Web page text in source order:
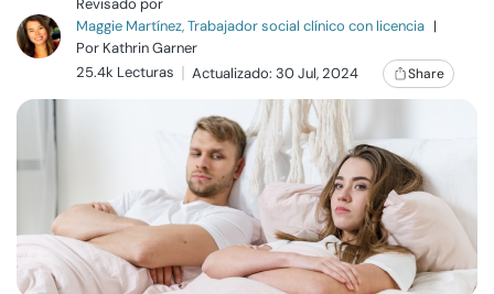
Relaciones
Familia
Ayuda
Cursos
Recursos
Maggie Martínez, Trabajador social clínico con licencia |
Por Kathrin Garner
25.4k Lecturas
Actualizado: 30 Jul, 2024 Share